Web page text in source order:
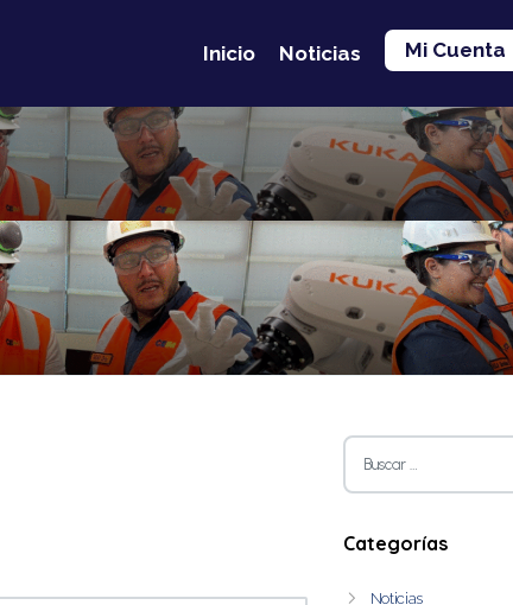
Inicio Noticias Mi Cuenta
Buscar:
Categorías
Noticias